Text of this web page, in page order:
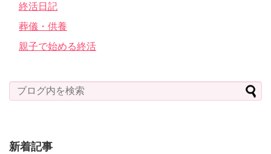
終活日記
葬儀・供養
親子で始める終活
新着記事